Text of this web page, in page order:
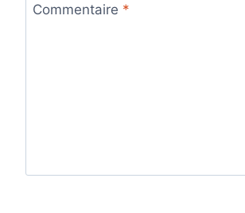
Commentaire *